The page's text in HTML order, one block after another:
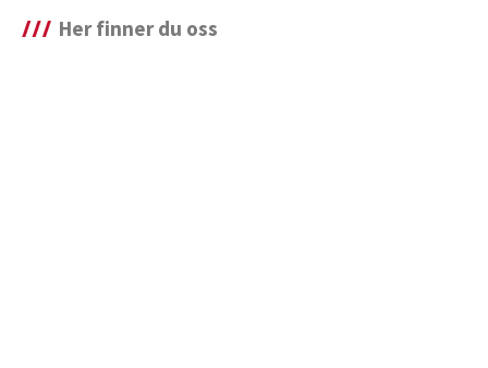
Her finner du oss